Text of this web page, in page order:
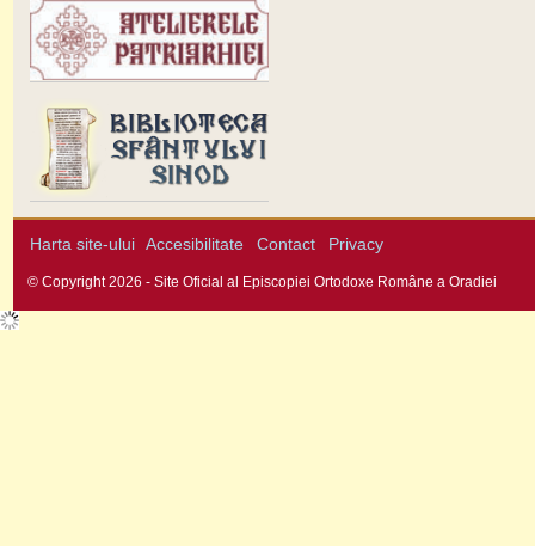
Harta site-ului Accesibilitate Contact Privacy
© Copyright 2026 - Site Oficial al Episcopiei Ortodoxe Române a Oradiei